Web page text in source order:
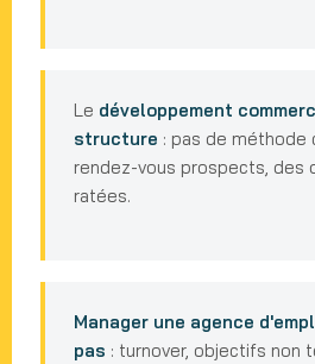
Le développement
structure : pas de méthode
rendez-vous prospects, des
ratées.
Manager une agence
pas : turnover, objectifs non